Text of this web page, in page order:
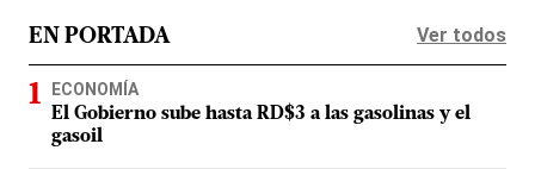
EN PORTADA Ver todos
ECONOMÍA
El Gobierno sube hasta RD$3 a las gasolinas y el
gasoil